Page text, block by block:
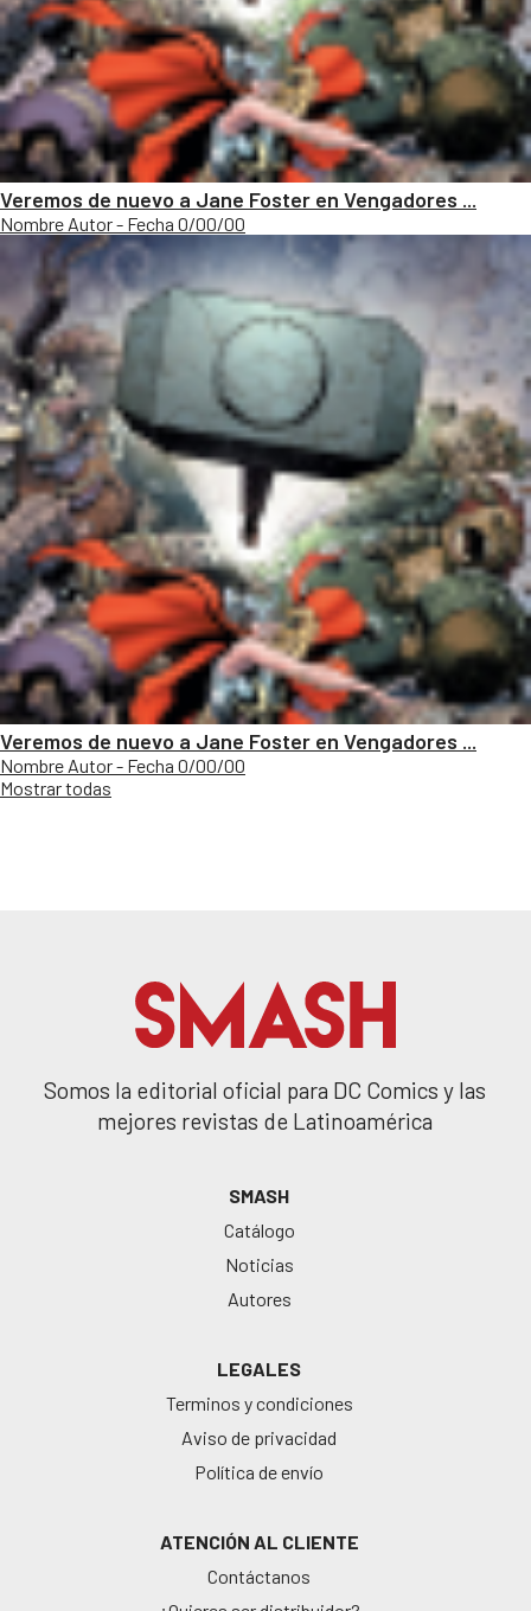
Veremos de nuevo a Jane Foster en Vengadores ...
Nombre Autor - Fecha 0/00/00
Veremos de nuevo a Jane Foster en Vengadores ...
Nombre Autor - Fecha 0/00/00
Mostrar todas
Somos la editorial oficial para DC Comics y las
mejores revistas de Latinoamérica
SMASH
Catálogo
Noticias
Autores
LEGALES
Terminos y condiciones
Aviso de privacidad
Política de envío
ATENCIÓN AL CLIENTE
Contáctanos